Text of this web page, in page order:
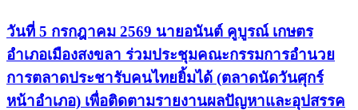
วันที่ 5 กรกฎาคม 2569 นายอนันต์ คูบูรณ์ เกษตร
อำเภอเมืองสงขลา ร่วมประชุมคณะกรรมการอำนวย
การตลาดประชารับคนไทยยิ้มได้ (ตลาดนัดวันศุกร์
หน้าอำเภอ) เพื่อติดตามรายงานผลปัญหาและอุปสรรค